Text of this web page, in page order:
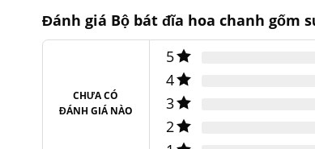
Thông số kỹ thuật
Bộ bát đĩa hoa chanh gốm sứ Bát
Đánh giá Bộ bát đĩa hoa chanh gốm
CHƯA CÓ
ĐÁNH GIÁ NÀO
5
4
3
2